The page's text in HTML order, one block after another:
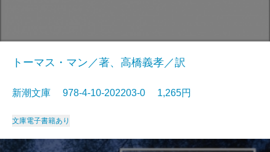
トーマス・マン／著、高橋義孝／訳
新潮文庫 978-4-10-202203-0 1,265円
文庫電子書籍あり